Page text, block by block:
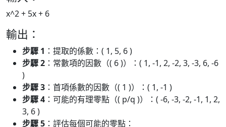
x^2 + 5x + 6
輸出：
步驟 1 ：提取的係數：( 1, 5, 6 )
步驟 2 ：常數項的因數（( 6 )）：( 1, -1, 2, -2, 3, -3, 6, -6
)
步驟 3 ：首項係數的因數（( 1 )）：( 1, -1 )
步驟 4 ：可能的有理零點（( p/q )）：( -6, -3, -2, -1, 1, 2,
3, 6 )
步驟 5 ：評估每個可能的零點：